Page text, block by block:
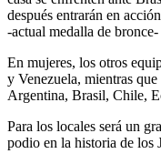
después entrarán en
-actual medalla de
En mujeres, los otros
y Venezuela, mientras
Argentina, Brasil, Chile,
Para los locales será un
podio en la historia de los